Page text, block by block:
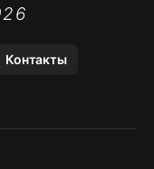
Контакты